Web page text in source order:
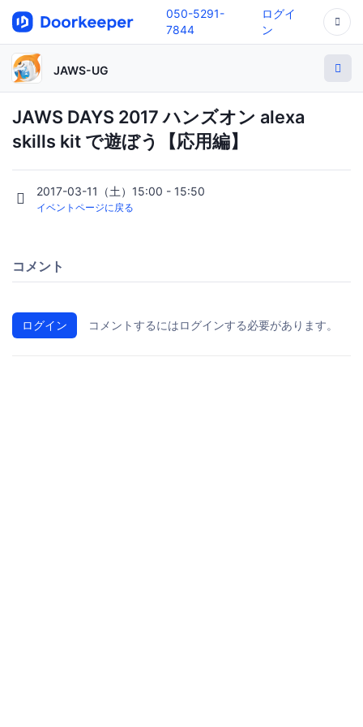
050-5291-
7844
ログイ
ン
JAWS-UG
JAWS DAYS 2017 ハンズオン alexa
skills kit で遊ぼう【応用編】
2017-03-11（土）15:00 - 15:50
イベントページに戻る
コメント
ログイン コメントするにはログインする必要があります。